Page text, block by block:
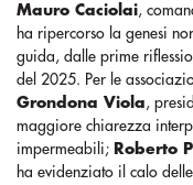
Mauro Caciolai ,
ha ripercorso la genesi
guida, dalle prime
del 2025. Per le
Grondona Viola ,
maggiore chiarezza
impermeabili; Roberto
ha evidenziato il calo